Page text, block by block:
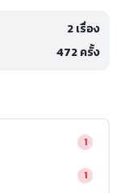
2 เรื่อง
472 ครั้ง
1
1